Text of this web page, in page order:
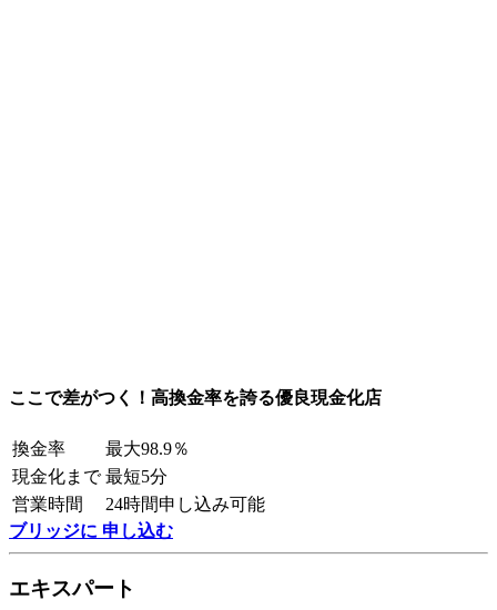
ここで差がつく！高換金率を誇る優良現金化店
換金率
最大98.9％
現金化まで 最短5分
営業時間
24時間申し込み可能
ブリッジに 申し込む
エキスパート